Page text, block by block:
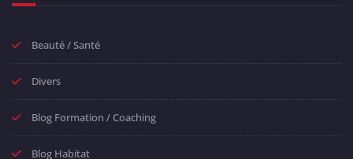
Beauté / Santé
Divers
Blog Formation / Coaching
Blog Habitat